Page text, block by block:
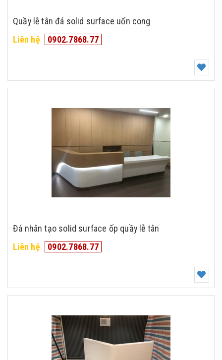
Quầy lễ tân đá solid surface uốn cong
Liên hệ
0902.7868.77
Đá nhân tạo solid surface ốp quầy lễ tân
Liên hệ
0902.7868.77